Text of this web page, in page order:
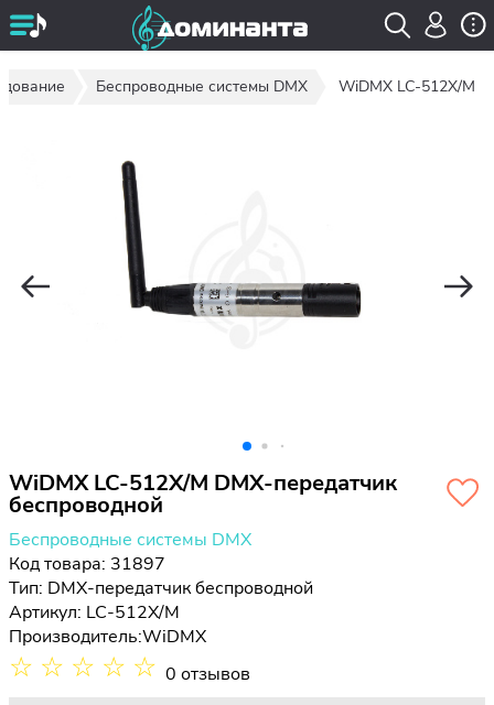
Беспроводные системы DMX WiDMX LC-512X/M
WiDMX LC-512X/M DMX-передатчик
беспроводной
Беспроводные системы DMX
Код товара: 31897
Тип: DMX-передатчик беспроводной
Артикул: LC-512X/M
Производитель:WiDMX
☆ ☆ ☆ ☆ ☆ 0 отзывов